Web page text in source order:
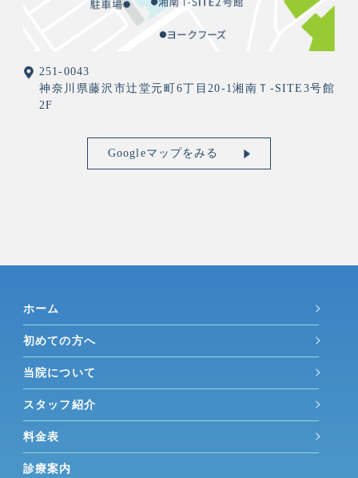
251-0043
神奈川県藤沢市辻堂元町6丁目20-1湘南Ｔ-SITE3号館
2F
Googleマップをみる
ホーム
初めての方へ
当院について
スタッフ紹介
料金表
診療案内